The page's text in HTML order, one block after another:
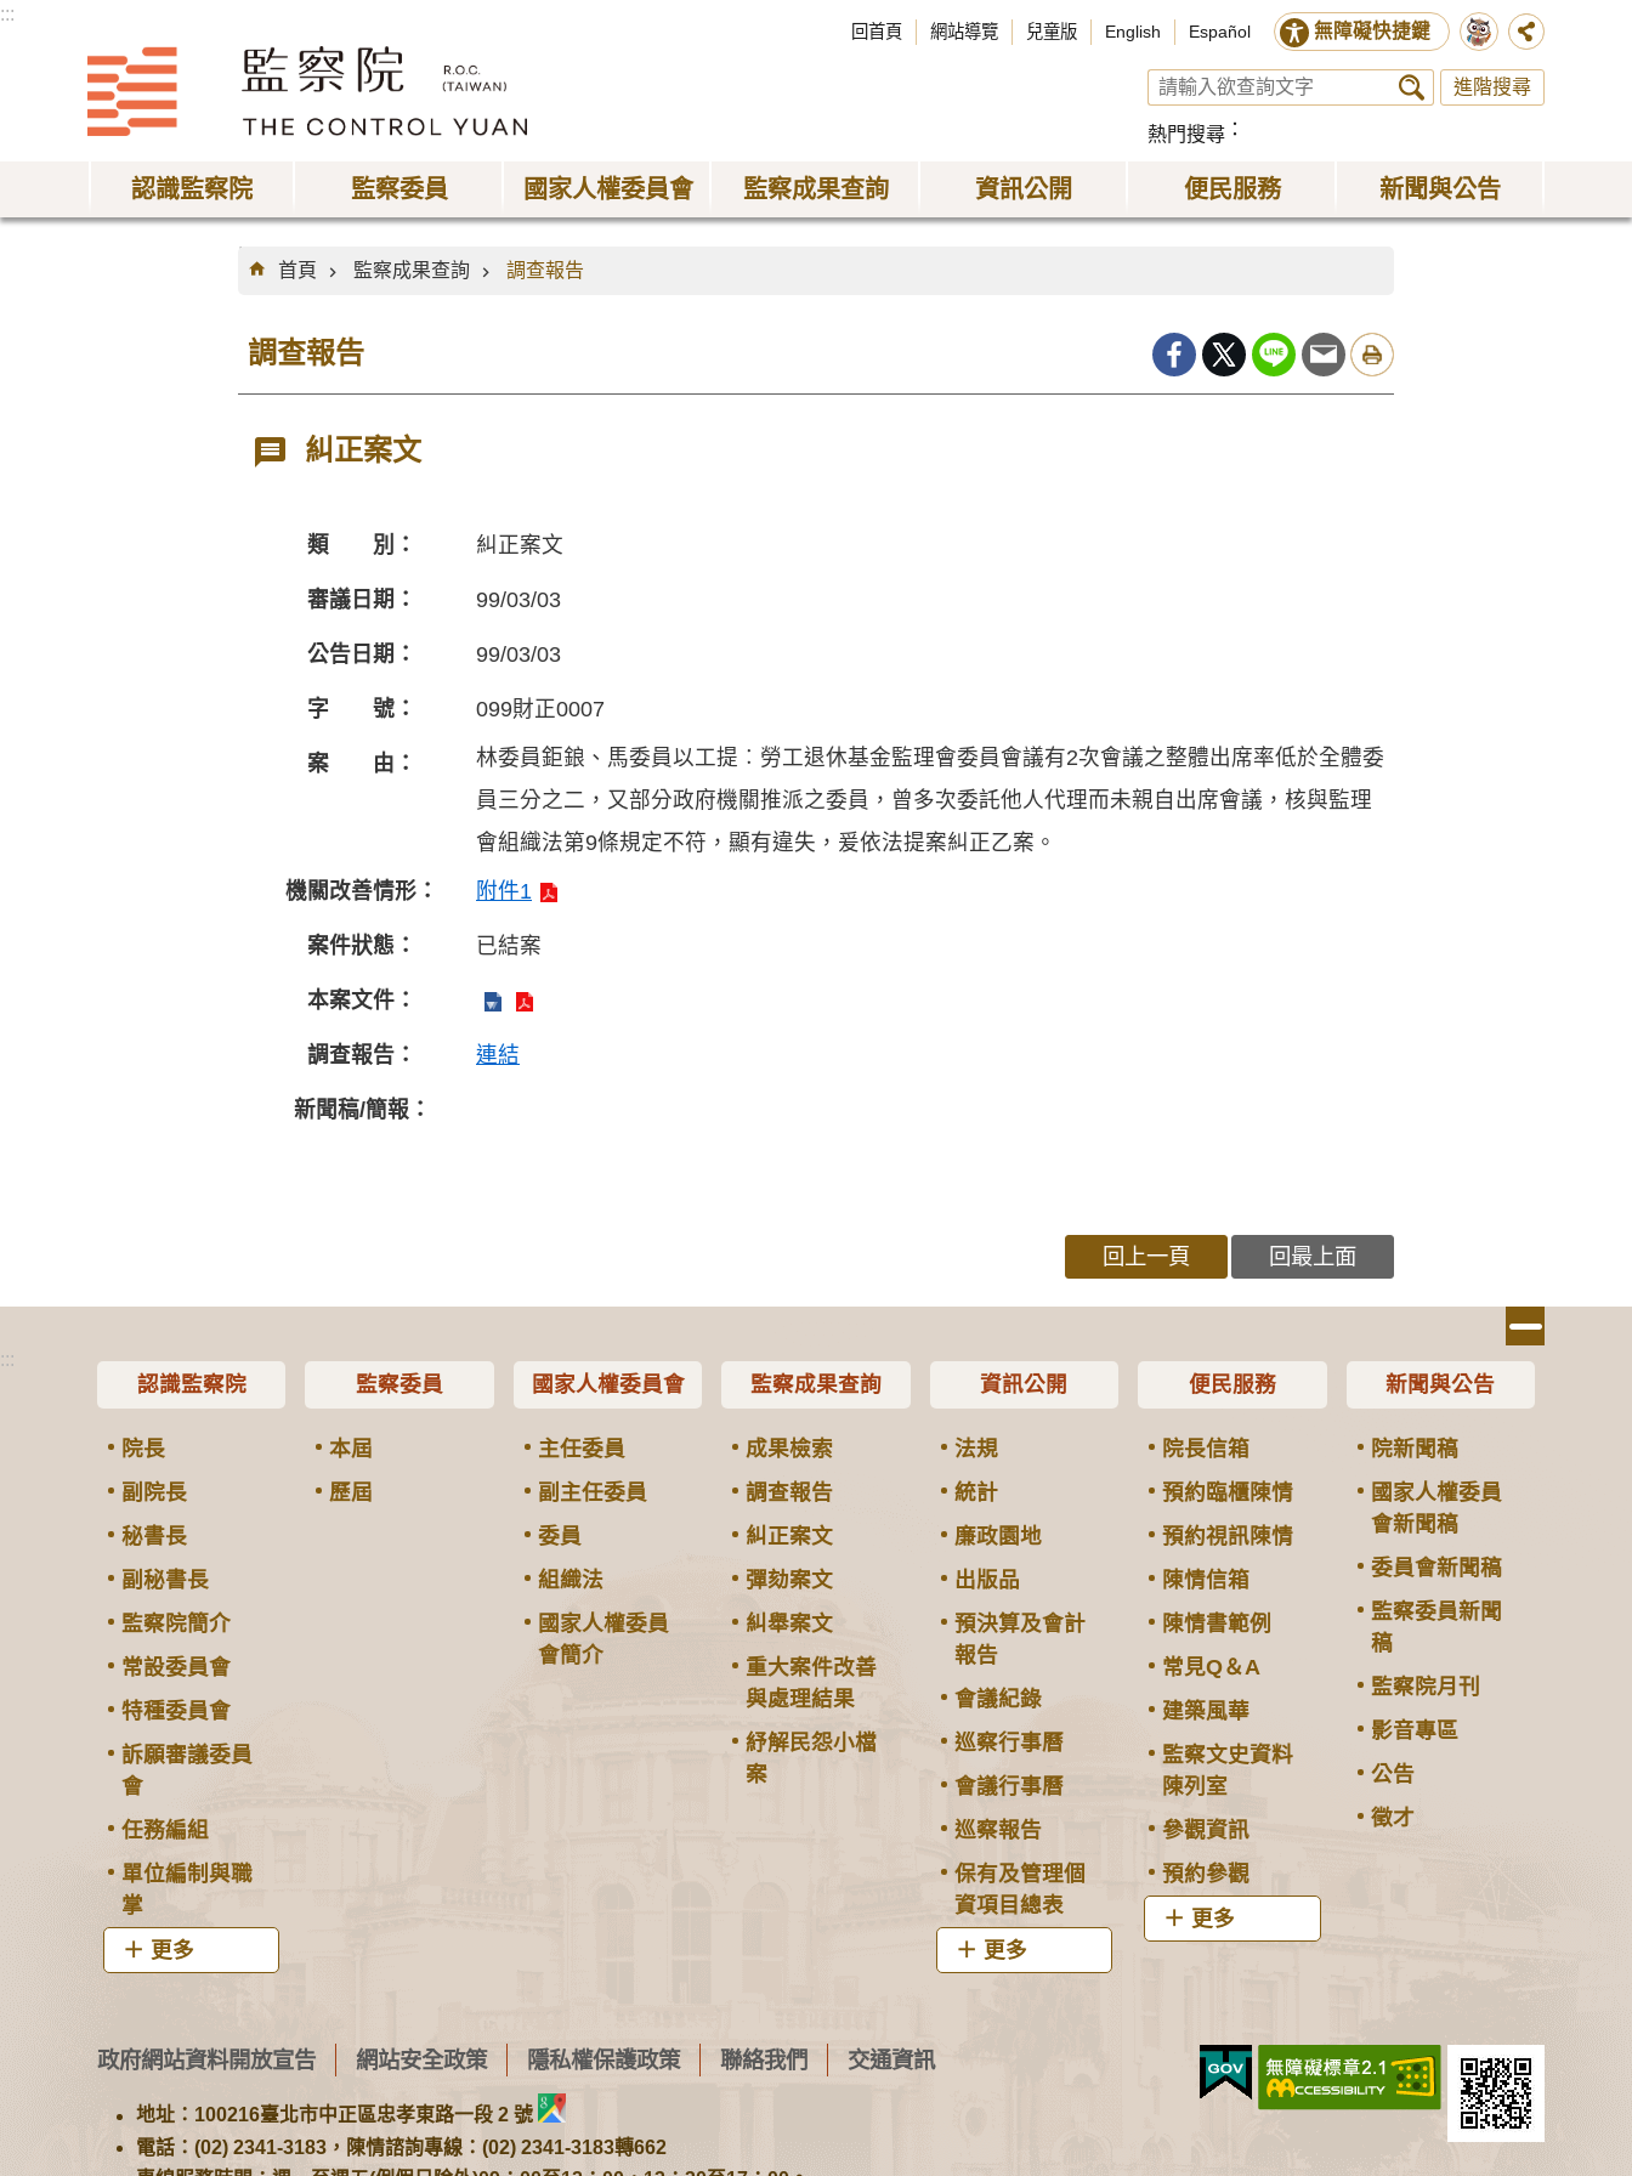
:::
回首頁 網站導覽 兒童版 English Español 無障礙快捷鍵
進階搜尋
熱門搜尋
認識監察院 監察委員 國家人權委員會 監察成果查詢 資訊公開 便民服務 新聞與公告
:::
首頁
監察成果查詢 調查報告
調查報告
糾正案文
類 別： 糾正案文
審議日期： 99/03/03
公告日期： 99/03/03
字 號： 099財正0007
案 由：
林委員鉅鋃、馬委員以工提︰勞工退休基金監理會委員會議有2次會議之整體出席率低於全體委
員三分之二，又部分政府機關推派之委員，曾多次委託他人代理而未親自出席會議，核與監理
會組織法第9條規定不符，顯有違失，爰依法提案糾正乙案。
機關改善情形：
附件1
案件狀態： 已結案
本案文件：
調查報告： 連結
新聞稿/簡報：
回上一頁 回最上面
:::
認識監察院
院長
副院長
秘書長
副秘書長
監察院簡介
常設委員會
特種委員會
訴願審議委員
會
任務編組
單位編制與職
掌
更多
監察委員
本屆
歷屆
國家人權委員會
主任委員
副主任委員
委員
組織法
國家人權委員
會簡介
監察成果查詢
成果檢索
調查報告
糾正案文
彈劾案文
糾舉案文
重大案件改善
與處理結果
紓解民怨小檔
案
資訊公開
法規
統計
廉政園地
出版品
預決算及會計
報告
會議紀錄
巡察行事曆
會議行事曆
巡察報告
保有及管理個
資項目總表
更多
便民服務
院長信箱
預約臨櫃陳情
預約視訊陳情
陳情信箱
陳情書範例
常見Q＆A
建築風華
監察文史資料
陳列室
參觀資訊
預約參觀
更多
新聞與公告
院新聞稿
國家人權委員
會新聞稿
委員會新聞稿
監察委員新聞
稿
監察院月刊
影音專區
公告
徵才
政府網站資料開放宣告 網站安全政策 隱私權保護政策 聯絡我們 交通資訊
地址：100216臺北市中正區忠孝東路一段 2 號
電話：(02) 2341-3183，陳情諮詢專線：(02) 2341-3183轉662